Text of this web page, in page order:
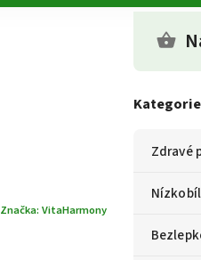
Kategorie
Zdravé
Značka: VitaHarmony